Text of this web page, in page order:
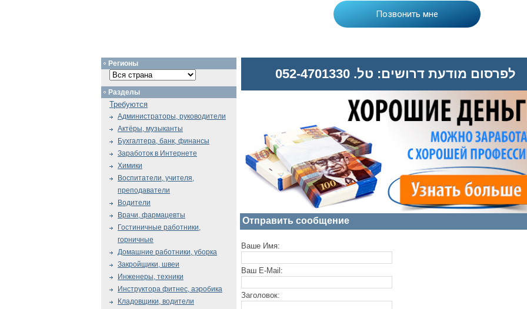
לפרסום מודעת דרושים: טל. 052-4701330
Отправить сообщение
Ваше Имя:
Ваш E-Mail:
Заголовок:
Регионы
Разделы
Требуются
Администраторы, руководители
Актёры, музыканты
Бухгалтера, банк, финансы
Заработок в Интернете
Химики
Воспитатели, учителя,
преподаватели
Водители
Врачи, фармацевты
Гостиничные работники,
горничные
Домашние работники, уборка
Закройщики, швеи
Инженеры, техники
Инструктора фитнес, аэробика
Кладовщики, водители